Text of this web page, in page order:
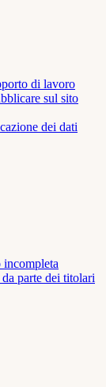
di lavoro
sul sito
dei dati
incompleta
parte dei titolari